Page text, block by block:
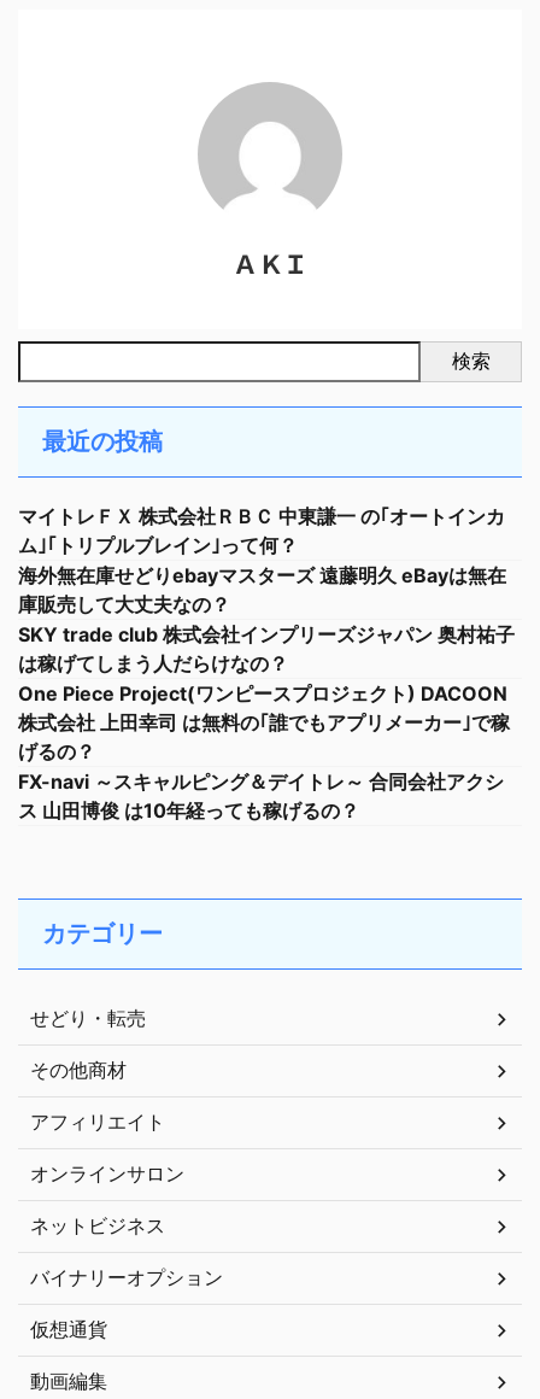
ＡＫＩ
検索
最近の投稿
マイトレＦＸ 株式会社ＲＢＣ 中東謙一 の｢オートインカ
ム｣｢トリプルブレイン｣って何？
海外無在庫せどりebayマスターズ 遠藤明久 eBayは無在
庫販売して大丈夫なの？
SKY trade club 株式会社インプリーズジャパン 奥村祐子
は稼げてしまう人だらけなの？
One Piece Project(ワンピースプロジェクト) DACOON
株式会社 上田幸司 は無料の｢誰でもアプリメーカー｣で稼
げるの？
FX-navi ～スキャルピング＆デイトレ～ 合同会社アクシ
ス 山田博俊 は10年経っても稼げるの？
カテゴリー
せどり・転売
その他商材
アフィリエイト
オンラインサロン
ネットビジネス
バイナリーオプション
仮想通貨
動画編集